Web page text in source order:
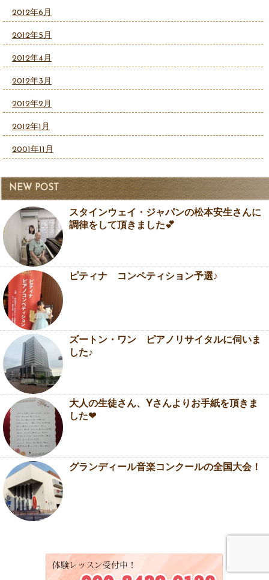
2012年6月
2012年5月
2012年4月
2012年3月
2012年2月
2012年1月
2001年11月
NEW POST
スタインウェイ・ジャパンの松本安生さんに
調律をして頂きました💕
ピティナ コンペティション予選♪
ズートン・ワン ピアノリサイタルに伺いま
した♪
大人の生徒さん、Yさんよりお手紙を頂きま
した❤
グランディール音楽コンクールの全国大会！